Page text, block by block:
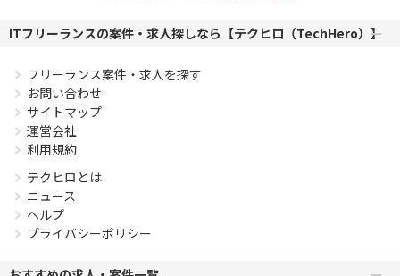
ECS, DynamoDB, ElastiCache, CloudFormation,
Aurora MySQL）,GCP（Bigquery, CloudRun, Memorystore,
Pub/Sub, Cloud Storage）
必須スキル
・Pythonでの開発経験 2年以上 ・基本設計から1人称で対応
がある) 2年以上
PHPを用いたWebサービスの開発経験4年以上
Laravelを用いた開発経験1年以上
ITフリーランスの案件・求人探しなら【テクヒロ（TechHero）】
フリーランス案件・求人を探す
お問い合わせ
サイトマップ
運営会社
利用規約
テクヒロとは
ニュース
ヘルプ
プライバシーポリシー